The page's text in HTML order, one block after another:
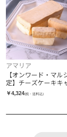
アマリア
【オンワード・マル
定】チーズケーキキ
ル&ざらめミルクシュ
￥4,324(税・送料込)